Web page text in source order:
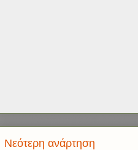
Νεότερη ανάρτηση